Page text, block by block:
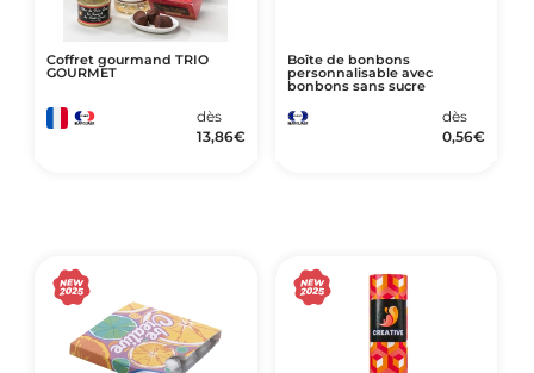
Coffret gourmand TRIO
GOURMET
dès
13,86€
Boîte de bonbons
personnalisable avec
bonbons sans sucre
dès
0,56€